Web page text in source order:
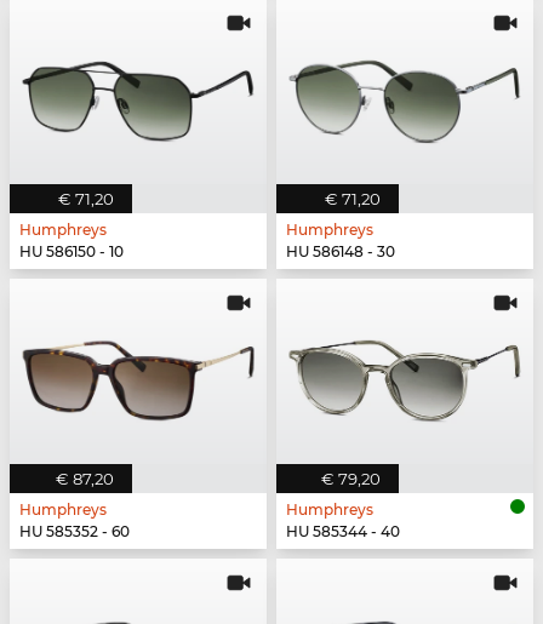
€ 71,20
Humphreys
HU 586150 - 10
€ 71,20
Humphreys
HU 586148 - 30
€ 87,20
Humphreys
HU 585352 - 60
€ 79,20
Humphreys
HU 585344 - 40